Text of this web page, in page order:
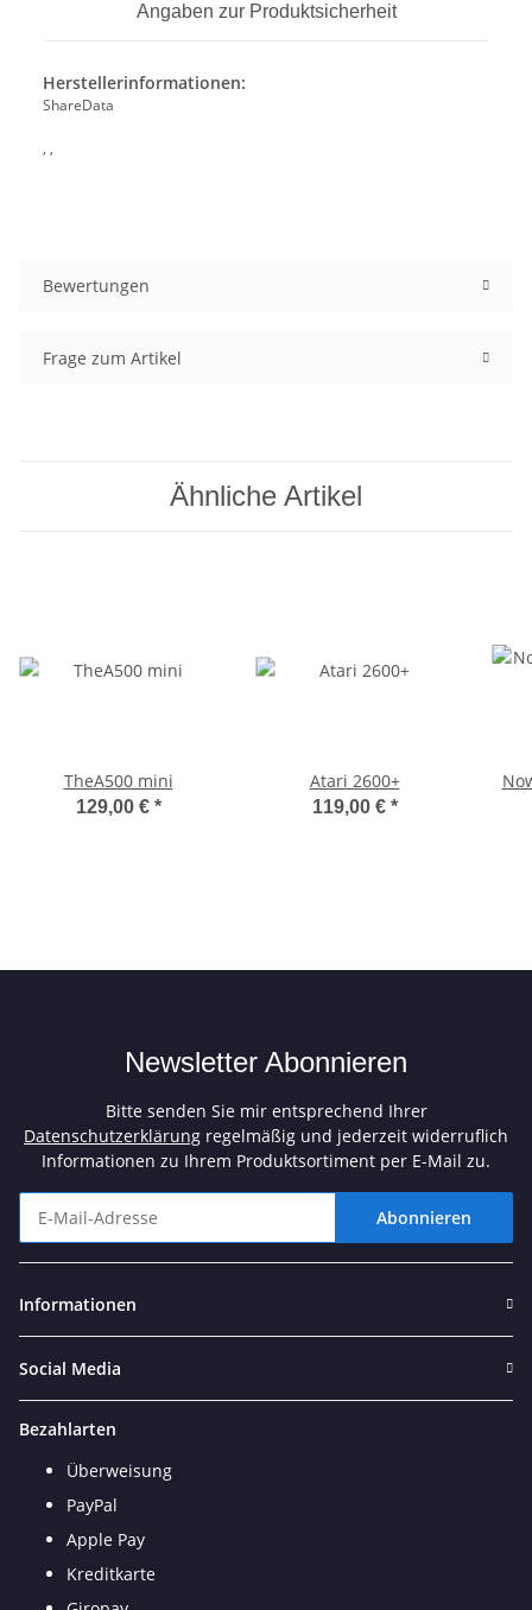
Angaben zur Produktsicherheit
Herstellerinformationen:
ShareData
, ,
Bewertungen
Frage zum Artikel
Ähnliche Artikel
TheA500 mini
129,00 € *
Atari 2600+
119,00 € *
Newsletter Abonnieren
Bitte senden Sie mir entsprechend Ihrer
Datenschutzerklärung regelmäßig und jederzeit widerruflich
Informationen zu Ihrem Produktsortiment per E-Mail zu.
Abonnieren
Informationen
Social Media
Bezahlarten
Überweisung
PayPal
Apple Pay
Kreditkarte